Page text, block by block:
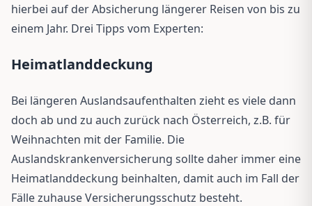
hierbei auf der Absicherung längerer Reisen von bis zu
einem Jahr. Drei Tipps vom Experten:
Heimatlanddeckung
Bei längeren Auslandsaufenthalten zieht es viele dann
doch ab und zu auch zurück nach Österreich, z.B. für
Weihnachten mit der Familie. Die
Auslandskrankenversicherung sollte daher immer eine
Heimatlanddeckung beinhalten, damit auch im Fall der
Fälle zuhause Versicherungsschutz besteht.